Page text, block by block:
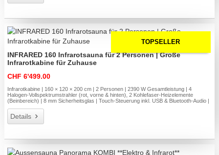
TOPSELLER
INFRARED 160 Infrarotsauna für 2 Personen | Große
Infrarotkabine für Zuhause
CHF 6'499.00
Infrarotkabine | 160 × 120 × 200 cm | 2 Personen | 2390 W Gesamtleistung | 4
Halogen-Vollspektrumstrahler (rot, vorne & hinten), 2 Kohlefaser-Heizelemente
(Beinbereich) | 8 mm Sicherheitsglas | Touch-Steuerung inkl. USB & Bluetooth-Audio |
Details